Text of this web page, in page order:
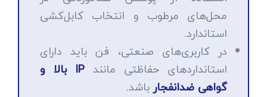
محل‌های مرطوب و انتخاب کابل‌کشی
استاندارد.
در کاربری‌های صنعتی، فن باید دارای
استانداردهای حفاظتی مانند
IP بالا و
گواهی ضدانفجارباشد.